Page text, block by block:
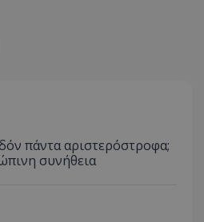
πάντα αριστερόστροφα;
συνήθεια